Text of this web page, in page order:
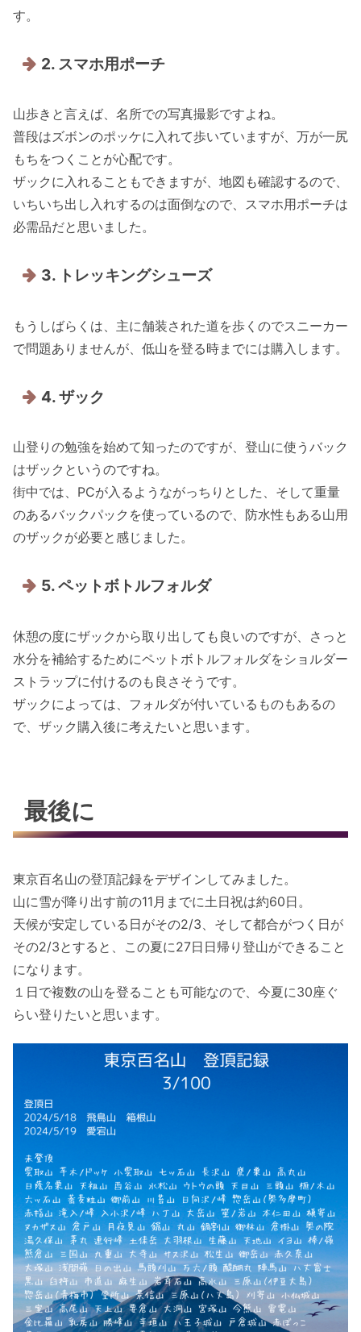
す。
2. スマホ用ポーチ
山歩きと言えば、名所での写真撮影ですよね。
普段はズボンのポッケに入れて歩いていますが、万が一尻
もちをつくことが心配です。
ザックに入れることもできますが、地図も確認するので、
いちいち出し入れするのは面倒なので、スマホ用ポーチは
必需品だと思いました。
3. トレッキングシューズ
もうしばらくは、主に舗装された道を歩くのでスニーカー
で問題ありませんが、低山を登る時までには購入します。
4. ザック
山登りの勉強を始めて知ったのですが、登山に使うバック
はザックというのですね。
街中では、PCが入るようながっちりとした、そして重量
のあるバックパックを使っているので、防水性もある山用
のザックが必要と感じました。
5. ペットボトルフォルダ
休憩の度にザックから取り出しても良いのですが、さっと
水分を補給するためにペットボトルフォルダをショルダー
ストラップに付けるのも良さそうです。
ザックによっては、フォルダが付いているものもあるの
で、ザック購入後に考えたいと思います。
最後に
東京百名山の登頂記録をデザインしてみました。
山に雪が降り出す前の11月までに土日祝は約60日。
天候が安定している日がその2/3、そして都合がつく日が
その2/3とすると、この夏に27日日帰り登山ができること
になります。
１日で複数の山を登ることも可能なので、今夏に30座ぐ
らい登りたいと思います。